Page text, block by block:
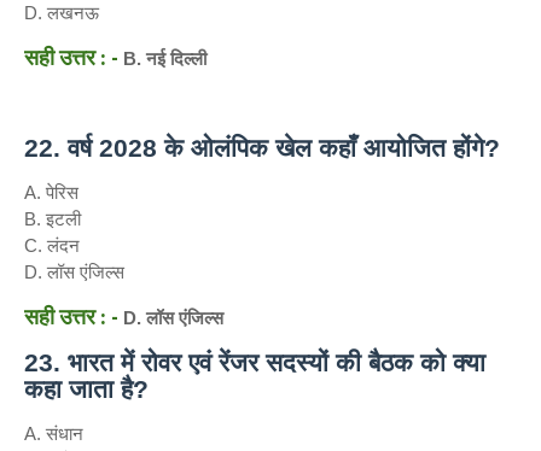
D. लखनऊ
सही उत्तर : - B. नई दिल्ली
22. वर्ष 2028 के ओलंपिक खेल कहाँ आयोजित होंगे?
A. पेरिस
B. इटली
C. लंदन
D. लॉस एंजिल्स
सही उत्तर : - D. लॉस एंजिल्स
23. भारत में रोवर एवं रेंजर सदस्यों की बैठक को क्या
कहा जाता है?
A. संधान